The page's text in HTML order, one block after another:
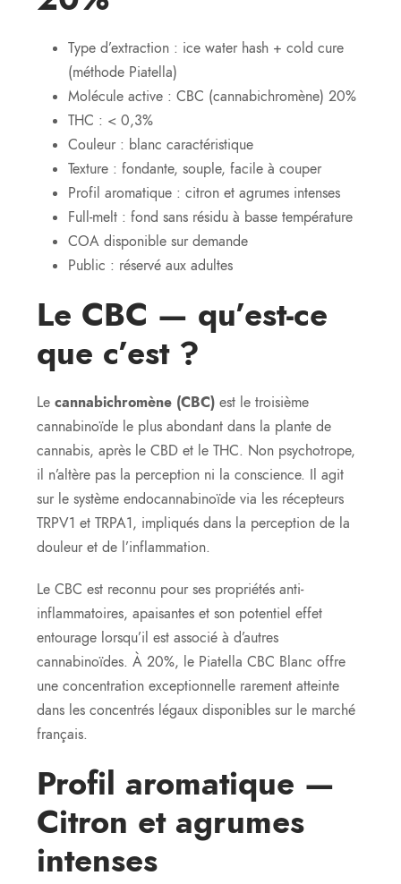
Type d’extraction : ice water hash + cold cure
(méthode Piatella)
Molécule active : CBC (cannabichromène) 20%
THC : < 0,3%
Couleur : blanc caractéristique
Texture : fondante, souple, facile à couper
Profil aromatique : citron et agrumes intenses
Full-melt : fond sans résidu à basse température
COA disponible sur demande
Public : réservé aux adultes
Le CBC — qu’est-ce
que c’est ?
Le cannabichromène (CBC) est le troisième
cannabinoïde le plus abondant dans la plante de
cannabis, après le CBD et le THC. Non psychotrope,
il n’altère pas la perception ni la conscience. Il agit
sur le système endocannabinoïde via les récepteurs
TRPV1 et TRPA1, impliqués dans la perception de la
douleur et de l’inflammation.
Le CBC est reconnu pour ses propriétés anti-
inflammatoires, apaisantes et son potentiel effet
entourage lorsqu’il est associé à d’autres
cannabinoïdes. À 20%, le Piatella CBC Blanc offre
une concentration exceptionnelle rarement atteinte
dans les concentrés légaux disponibles sur le marché
français.
Profil aromatique —
Citron et agrumes
intenses